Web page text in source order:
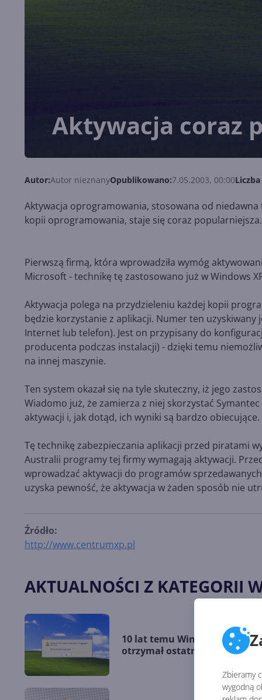
Zbieramy
wygodną
Aktywacja coraz
Autor:Autor nieznanyOpublikowano:7.05.2003, 00:00
Aktywacja oprogramowania, stosowana od
kopii oprogramowania, staje się coraz
Pierwszą firmą, która wprowadziła wymóg
Microsoft - technikę tę zastosowano już w Windows
Aktywacja polega na przydzieleniu każdej kopii
będzie korzystanie z aplikacji. Numer ten
Internet lub telefon). Jest on przypisany do
producenta podczas instalacji) - dzięki temu
na innej maszynie.
Ten system okazał się na tyle skuteczny, iż jego
Wiadomo już, że zamierza z niej skorzystać
aktywacji i, jak dotąd, ich wyniki są bardzo obiecujące.
Tę technikę zabezpieczania aplikacji przed piratami
Australii programy tej firmy wymagają aktywacji.
wprowadzać aktywacji do programów
uzyska pewność, że aktywacja w żaden sposób nie
Źródło:
http://www.centrumxp.pl
AKTUALNOŚCI Z KATEGORII
10 lat temu Windows XP
otrzymał ostatnią aktualizację